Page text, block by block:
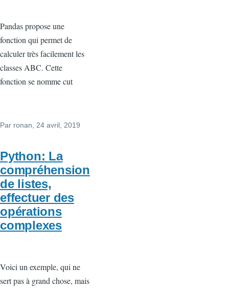
Pandas propose une
fonction qui permet de
calculer très facilement les
classes ABC. Cette
fonction se nomme cut
Par ronan , 24 avril, 2019
Python: La
compréhension
de listes,
effectuer des
opérations
complexes
Voici un exemple, qui ne
sert pas à grand chose, mais